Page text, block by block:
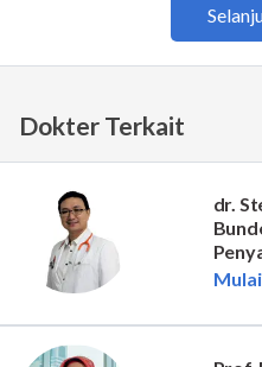
Dokter Terkait